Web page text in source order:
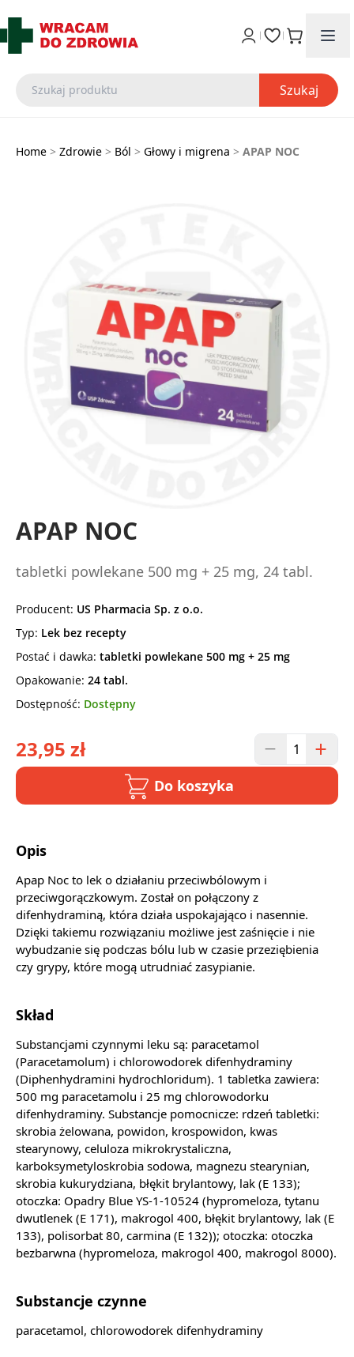
Szukaj
Home > Zdrowie > Ból > Głowy i migrena > APAP NOC
APAP NOC
tabletki powlekane 500 mg + 25 mg, 24 tabl.
Producent: US Pharmacia Sp. z o.o.
Typ: Lek bez recepty
Postać i dawka: tabletki powlekane 500 mg + 25 mg
Opakowanie: 24 tabl.
Dostępność: Dostępny
23,95 zł
Do koszyka
Opis
Apap Noc to lek o działaniu przeciwbólowym i
przeciwgorączkowym. Został on połączony z
difenhydraminą, która działa uspokajająco i nasennie.
Dzięki takiemu rozwiązaniu możliwe jest zaśnięcie i nie
wybudzanie się podczas bólu lub w czasie przeziębienia
czy grypy, które mogą utrudniać zasypianie.
Skład
Substancjami czynnymi leku są: paracetamol
(Paracetamolum) i chlorowodorek difenhydraminy
(Diphenhydramini hydrochloridum). 1 tabletka zawiera:
500 mg paracetamolu i 25 mg chlorowodorku
difenhydraminy. Substancje pomocnicze: rdzeń tabletki:
skrobia żelowana, powidon, krospowidon, kwas
stearynowy, celuloza mikrokrystaliczna,
karboksymetyloskrobia sodowa, magnezu stearynian,
skrobia kukurydziana, błękit brylantowy, lak (E 133);
otoczka: Opadry Blue YS-1-10524 (hypromeloza, tytanu
dwutlenek (E 171), makrogol 400, błękit brylantowy, lak (E
133), polisorbat 80, carmina (E 132)); otoczka: otoczka
bezbarwna (hypromeloza, makrogol 400, makrogol 8000).
Substancje czynne
paracetamol, chlorowodorek difenhydraminy